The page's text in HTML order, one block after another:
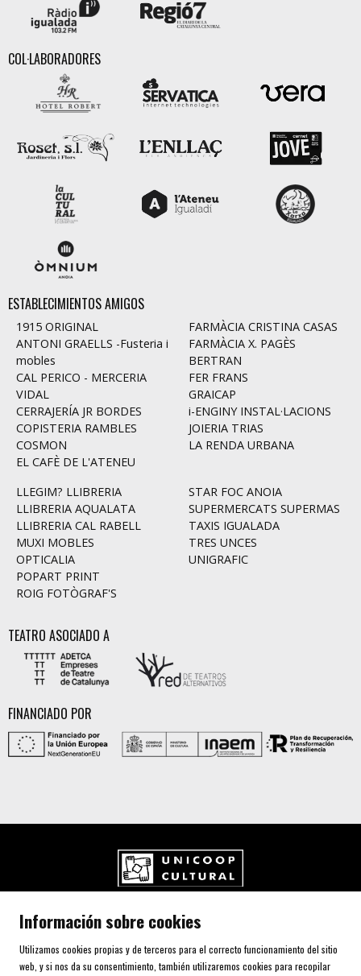
COL·LABORADORES
ESTABLECIMIENTOS AMIGOS
1915 ORIGINAL
ANTONI GRAELLS -Fusteria i
mobles
CAL PERICO - MERCERIA
VIDAL
CERRAJERÍA JR BORDES
COPISTERIA RAMBLES
COSMON
EL CAFÈ DE L'ATENEU
FARMÀCIA CRISTINA CASAS
FARMÀCIA X. PAGÈS
BERTRAN
FER FRANS
GRAICAP
i-ENGINY INSTAL·LACIONS
JOIERIA TRIAS
LA RENDA URBANA
LLEGIM? LLIBRERIA
LLIBRERIA AQUALATA
LLIBRERIA CAL RABELL
MUXI MOBLES
OPTICALIA
POPART PRINT
ROIG FOTÒGRAF'S
STAR FOC ANOIA
SUPERMERCATS SUPERMAS
TAXIS IGUALADA
TRES UNCES
UNIGRAFIC
TEATRO ASOCIADO A
FINANCIADO POR
Carrer de l'Aurora, 80 (Plaça de Cal Font)
Telf. 93 805 00 75
Información sobre cookies
Utilizamos cookies propias y de terceros para el correcto funcionamiento del sitio
web, y si nos da su consentimiento, también utilizaremos cookies para recopilar